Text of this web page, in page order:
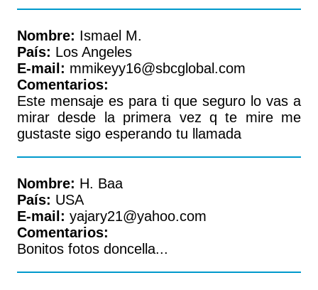
Nombre: Ismael M.
País: Los Angeles
E-mail: mmikeyy16@sbcglobal.com
Comentarios:
Este mensaje es para ti que seguro lo vas a
mirar desde la primera vez q te mire me
gustaste sigo esperando tu llamada
Nombre: H. Baa
País: USA
E-mail: yajary21@yahoo.com
Comentarios:
Bonitos fotos doncella...